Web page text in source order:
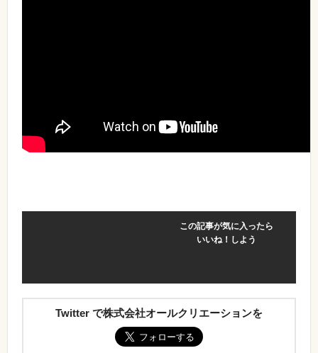
この記事が気に入ったら
いいね！しよう
Twitter で株式会社オールクリエーションを